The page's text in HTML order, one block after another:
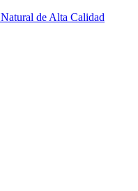
de Alta Calidad